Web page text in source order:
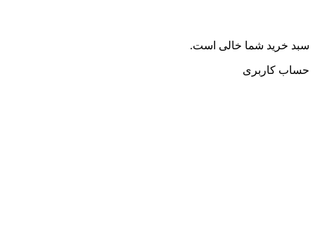
سبد خرید شما خالی است.
حساب کاربری